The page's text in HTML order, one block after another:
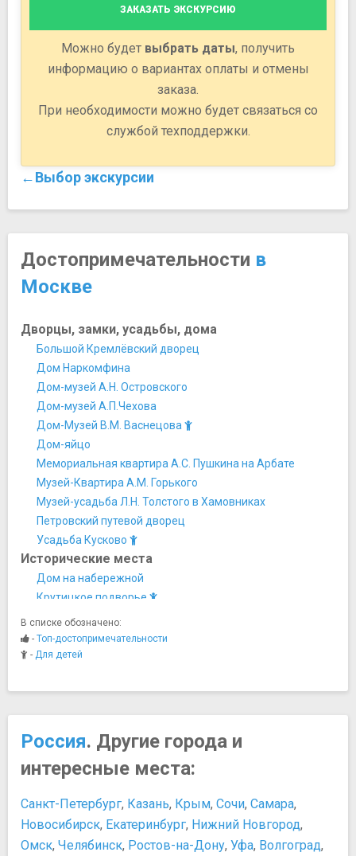
ЗАКАЗАТЬ ЭКСКУРСИЮ
Можно будет выбрать даты, получить
информацию о вариантах оплаты и отмены
заказа.
При необходимости можно будет связаться со
службой техподдержки.
←Выбор экскурсии
Достопримечательности в
Москве
Дворцы, замки, усадьбы, дома
Большой Кремлёвский дворец
Дом Наркомфина
Дом-музей А.Н. Островского
Дом-музей А.П.Чехова
Дом-Музей В.М. Васнецова
Дом-яйцо
Мемориальная квартира А.С. Пушкина на Арбате
Музей-Квартира А.М. Горького
Музей-усадьба Л.Н. Толстого в Хамовниках
Петровский путевой дворец
Усадьба Кусково
Исторические места
Дом на набережной
Крутицкое подворье
Мавзолей Ленина
Марфо-Мариинская обитель
Московский государственный университет имени
Палаты бояр Романовых
Большой Москворецкий мост
Лужков мост
Алмазный фонд
Галерея искусства стран Европы и Америки XIX-XX
веков
В списке обозначено:
- Топ-достопримечательности
- Для детей
Россия. Другие города и
интересные места:
Санкт-Петербург, Казань, Крым, Сочи, Самара,
Новосибирск, Екатеринбург, Нижний Новгород,
Омск, Челябинск, Ростов-на-Дону, Уфа, Волгоград,